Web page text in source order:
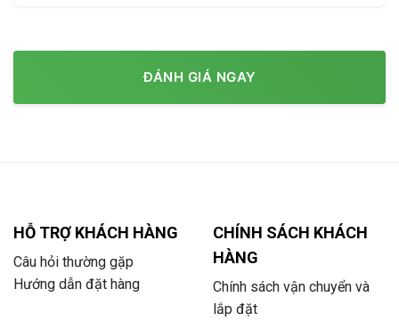
ĐÁNH GIÁ NGAY
HỖ TRỢ KHÁCH HÀNG
Câu hỏi thường gặp
Hướng dẫn đặt hàng
CHÍNH SÁCH KHÁCH
HÀNG
Chính sách vận chuyển và
lắp đặt